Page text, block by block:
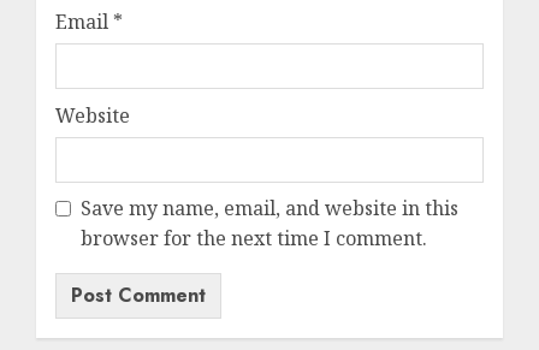
Email *
Website
Save my name, email, and website in this
browser for the next time I comment.